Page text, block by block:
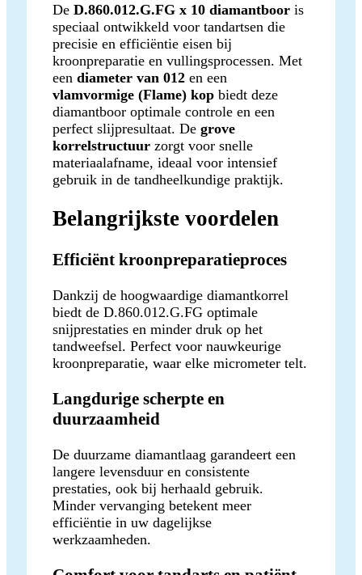
De D.860.012.G.FG x 10 diamantboor is
speciaal ontwikkeld voor tandartsen die
precisie en efficiëntie eisen bij
kroonpreparatie en vullingsprocessen. Met
een diameter van 012 en een
vlamvormige (Flame) kop biedt deze
diamantboor optimale controle en een
perfect slijpresultaat. De grove
korrelstructuur zorgt voor snelle
materiaalafname, ideaal voor intensief
gebruik in de tandheelkundige praktijk.
Belangrijkste voordelen
Efficiënt kroonpreparatieproces
Dankzij de hoogwaardige diamantkorrel
biedt de D.860.012.G.FG optimale
snijprestaties en minder druk op het
tandweefsel. Perfect voor nauwkeurige
kroonpreparatie, waar elke micrometer telt.
Langdurige scherpte en
duurzaamheid
De duurzame diamantlaag garandeert een
langere levensduur en consistente
prestaties, ook bij herhaald gebruik.
Minder vervanging betekent meer
efficiëntie in uw dagelijkse
werkzaamheden.